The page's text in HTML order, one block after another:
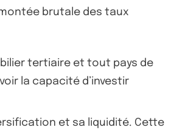
brutale des taux
tertiaire et tout pays de
la capacité d’investir
et sa liquidité. Cette